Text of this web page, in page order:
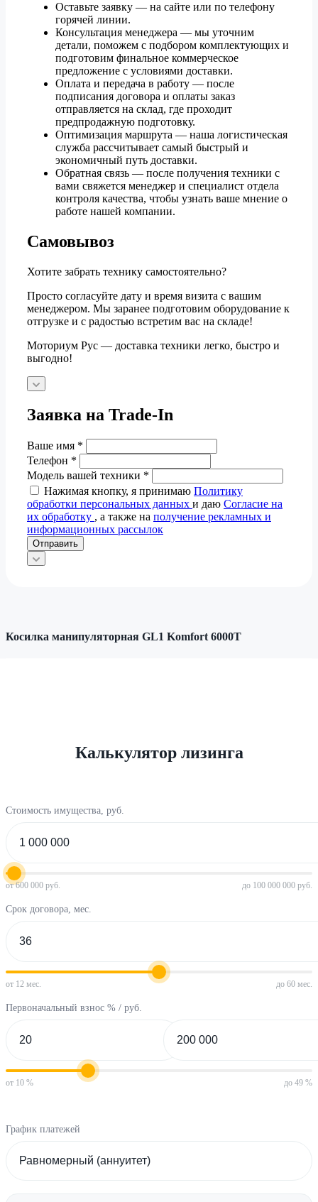
Оставьте заявку — на сайте или по телефону
горячей линии.
Консультация менеджера — мы уточним
детали, поможем с подбором комплектующих и
подготовим финальное коммерческое
предложение с условиями доставки.
Оплата и передача в работу — после
подписания договора и оплаты заказ
отправляется на склад, где проходит
предпродажную подготовку.
Оптимизация маршрута — наша логистическая
служба рассчитывает самый быстрый и
экономичный путь доставки.
Обратная связь — после получения техники с
вами свяжется менеджер и специалист отдела
контроля качества, чтобы узнать ваше мнение о
работе нашей компании.
Самовывоз
Хотите забрать технику самостоятельно?
Просто согласуйте дату и время визита с вашим
менеджером. Мы заранее подготовим оборудование к
отгрузке и с радостью встретим вас на складе!
Моториум Рус — доставка техники легко, быстро и
выгодно!
Заявка на Trade-In
Ваше имя *
Телефон *
Модель вашей техники *
Нажимая кнопку, я принимаю Политику
обработки персональных данных и даю Согласие на
их обработку , а также на получение рекламных и
информационных рассылок
Отправить
Косилка манипуляторная GL1 Komfort 6000T
Калькулятор лизинга
Стоимость имущества, руб.
от 600 000 руб. до 100 000 000 руб.
Срок договора, мес.
от 12 мес. до 60 мес.
Первоначальный взнос % / руб.
от 10 % до 49 %
График платежей